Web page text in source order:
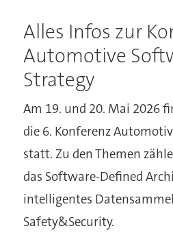
Alles Infos zur
Automotive
Strategy
Am 19. und 20. Mai 2026
die 6. Konferenz
statt. Zu den Themen
das Software-Defined
intelligentes
Safety&Security.